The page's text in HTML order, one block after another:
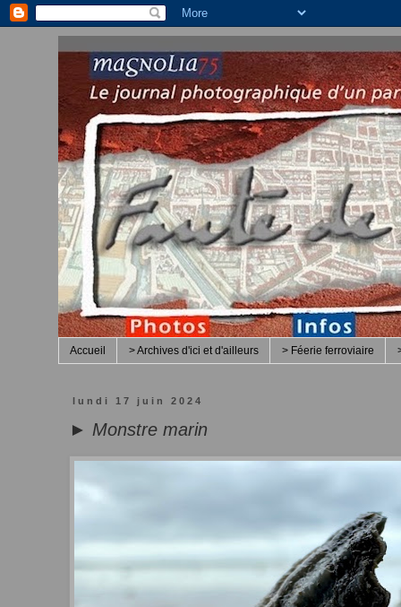
Accueil > Archives d'ici et d'ailleurs > Féerie ferroviaire
lundi 17 juin 2024
► Monstre marin